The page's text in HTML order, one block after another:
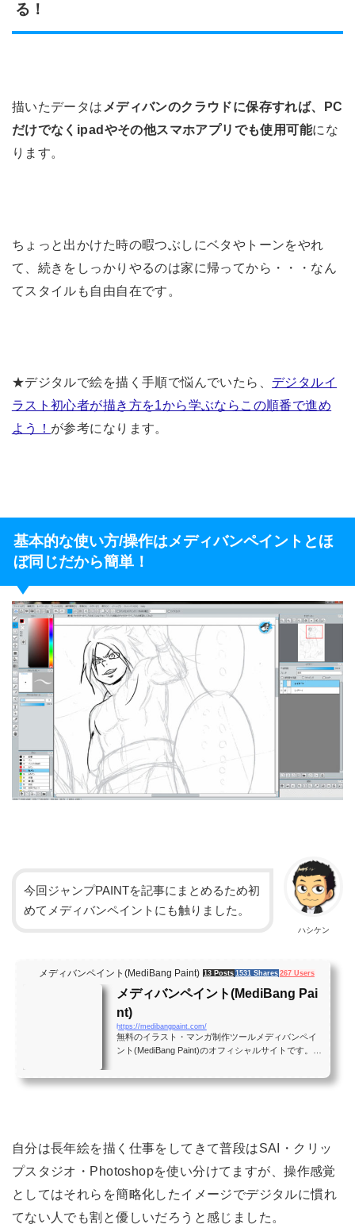
る！
描いたデータは メディバンのクラウドに保存すれば、PC
だけでなくipadやその他スマホアプリでも使用可能にな
ります。
ちょっと出かけた時の暇つぶしにベタやトーンをやれ
て、続きをしっかりやるのは家に帰ってから・・・なん
てスタイルも自由自在です。
★デジタルで絵を描く手順で悩んでいたら、 デジタルイ
ラスト初心者が描き方を1から学ぶならこの順番で進め
よう！ が参考になります。
基本的な使い方/操作はメディバンペイントとほ
ぼ同じだから簡単！
ハシケン
今回ジャンプPAINTを記事にまとめるため初
めてメディバンペイントにも触りました。
メディバンペイント(MediBang Paint) 13 Posts 1531 Shares 267 Users
メディバンペイント(MediBang Pai
nt)
https://medibangpaint.com/
無料のイラスト・マンガ制作ツールメディバンペイ
ント(MediBang Paint)のオフィシャルサイトです。メ
紹介しています。
自分は長年絵を描く仕事をしてきて普段はSAI・クリッ
プスタジオ・Photoshopを使い分けてますが、操作感覚
としてはそれらを簡略化したイメージでデジタルに慣れ
てない人でも割と優しいだろうと感じました。